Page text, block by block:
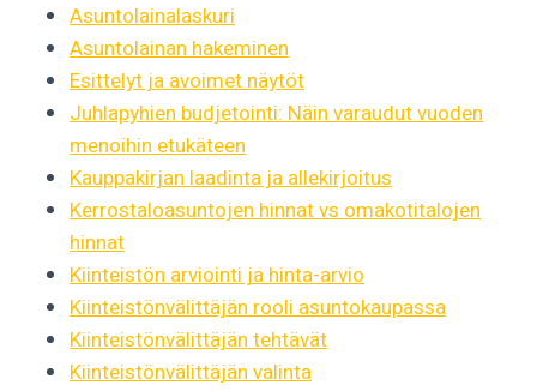
Asuntolainalaskuri
Asuntolainan hakeminen
Esittelyt ja avoimet näytöt
Juhlapyhien budjetointi: Näin varaudut vuoden
menoihin etukäteen
Kauppakirjan laadinta ja allekirjoitus
Kerrostaloasuntojen hinnat vs omakotitalojen
hinnat
Kiinteistön arviointi ja hinta-arvio
Kiinteistönvälittäjän rooli asuntokaupassa
Kiinteistönvälittäjän tehtävät
Kiinteistönvälittäjän valinta